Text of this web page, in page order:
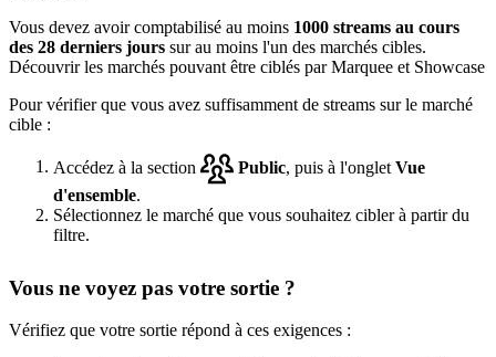
Vous devez avoir comptabilisé au moins 1000 streams au cours
des 28 derniers jours sur au moins l'un des marchés cibles.
Découvrir les marchés pouvant être ciblés par Marquee et Showcase
Pour vérifier que vous avez suffisamment de streams sur le marché
cible :
Accédez à la section Public , puis à l'onglet Vue
d'ensemble.
Sélectionnez le marché que vous souhaitez cibler à partir du
filtre.
Vous ne voyez pas votre sortie ?
Vérifiez que votre sortie répond à ces exigences :